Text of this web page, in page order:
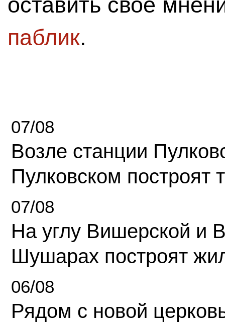
паблик.
07/08
Возле станции
Пулковском построят
07/08
На углу Вишерской и
Шушарах построят
06/08
Рядом с новой